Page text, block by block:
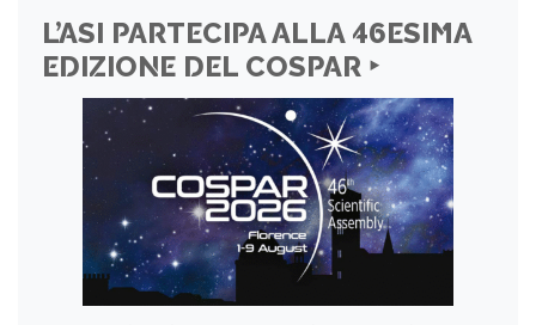
L’ASI PARTECIPA ALLA 46ESIMA
EDIZIONE DEL COSPAR ‣